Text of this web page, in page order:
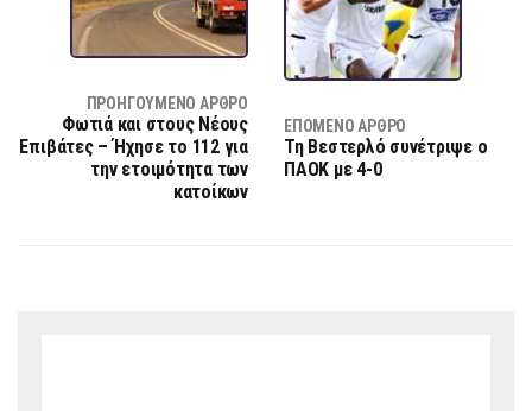
ΠΡΟΗΓΟΎΜΕΝΟ ΆΡΘΡΟ
Φωτιά και στους Νέους
Επιβάτες – Ήχησε το 112 για
την ετοιμότητα των
κατοίκων
ΕΠΌΜΕΝΟ ΆΡΘΡΟ
Τη Βεστερλό συνέτριψε ο
ΠΑΟΚ με 4-0